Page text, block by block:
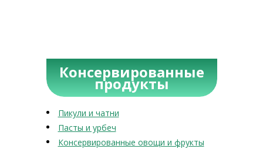
Консервированные
продукты
Пикули и чатни
Пасты и урбеч
Консервированные овощи и фрукты